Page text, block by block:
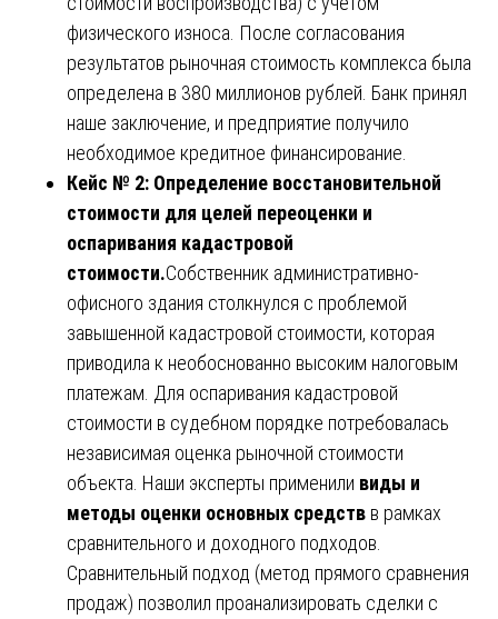
физического износа. После согласования
результатов рыночная стоимость комплекса была
определена в 380 миллионов рублей. Банк принял
наше заключение, и предприятие получило
необходимое кредитное финансирование.
Кейс № 2: Определение восстановительной
стоимости для целей переоценки и
оспаривания кадастровой
стоимости.Собственник административно-
офисного здания столкнулся с проблемой
завышенной кадастровой стоимости, которая
приводила к необоснованно высоким налоговым
платежам. Для оспаривания кадастровой
стоимости в судебном порядке потребовалась
независимая оценка рыночной стоимости
объекта. Наши эксперты применили виды и
методы оценки основных средств в рамках
сравнительного и доходного подходов.
Сравнительный подход (метод прямого сравнения
продаж) позволил проанализировать сделки с